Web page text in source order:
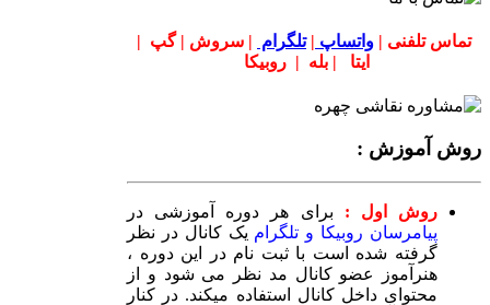
تماس تلفنی | واتساپ |تلگرام | سروش | گپ |
ایتا | بله | روبیکا
روش آموزش :
روش اول : برای هر دوره آموزشی در
پیامرسان روبیکا و تلگرام یک کانال در نظر
گرفته شده است با ثبت نام در این دوره ،
هنرآموز عضو کانال مد نظر می شود و از
محتوای داخل کانال استفاده میکند. در کنار